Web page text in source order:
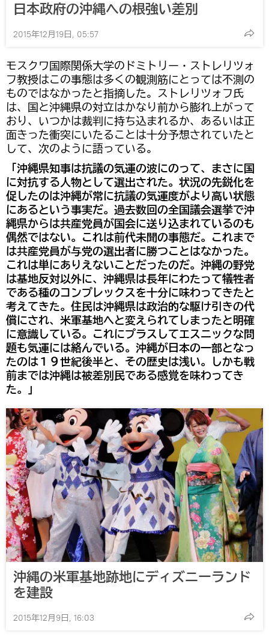
日本政府の沖縄への根強い差別
2015年12月19日, 05:57
モスクワ国際関係大学のドミトリー・ストレリツォ
フ教授はこの事態は多くの観測筋にとっては不測の
ものではなかったと指摘した。ストレリツォフ氏
は、国と沖縄県の対立はかなり前から膨れ上がって
おり、いつかは裁判に持ち込まれるか、あるいは正
面きった衝突にいたることは十分予想されていたと
して、次のように語っている。
「沖縄県知事は抗議の気運の波にのって、まさに国
に対抗する人物として選出された。状況の先鋭化を
促したのは沖縄が常に抗議の気運度がより高い状態
にあるという事実だ。過去数回の全国議会選挙で沖
縄県からは共産党員が国会に送り込まれているのも
偶然ではない。これは前代未聞の事態だ。これまで
は共産党員が与党の選出者に勝つことはなかった。
これは単にありえないことだったのだ。沖縄の野党
は基地反対以外に、沖縄県は長年にわたって犠牲者
である種のコンプレックスを十分に味わってきたと
考えてきた。住民は沖縄県は政治的な駆け引きの代
償にされ、米軍基地へと変えられてしまったと明確
に意識している。これにプラスしてエスニックな問
題も気運には絡んでいる。沖縄が日本の一部となっ
たのは１９世紀後半と、その歴史は浅い。しかも戦
前までは沖縄は被差別民である感覚を味わってき
た。」
沖縄の米軍基地跡地にディズニーランド
を建設
2015年12月9日, 16:03